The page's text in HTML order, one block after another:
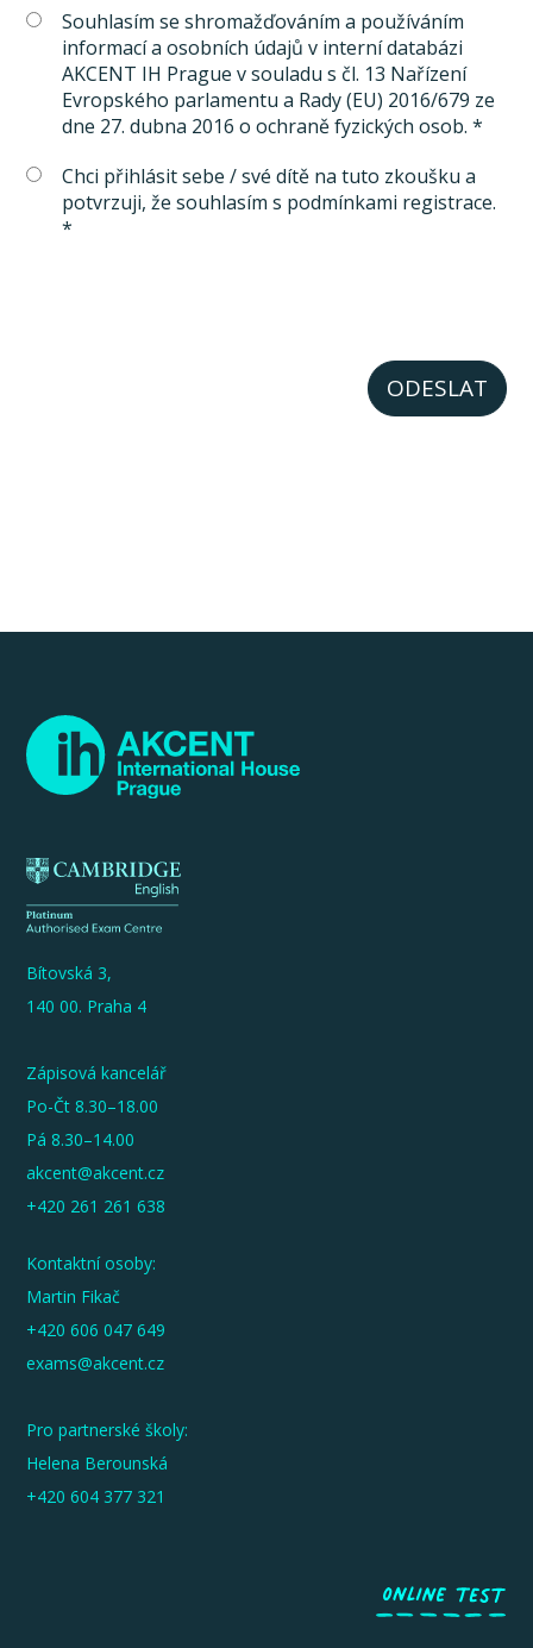
Souhlasím se shromažďováním a používáním
informací a osobních údajů v interní databázi
AKCENT IH Prague v souladu s čl. 13 Nařízení
Evropského parlamentu a Rady (EU) 2016/679 ze
dne 27. dubna 2016 o ochraně fyzických osob. *
Chci přihlásit sebe / své dítě na tuto zkoušku a
potvrzuji, že souhlasím s podmínkami registrace.
*
Bítovská 3,
140 00. Praha 4
Zápisová kancelář
Po-Čt 8.30–18.00
Pá 8.30–14.00
akcent@akcent.cz
+420 261 261 638
Kontaktní osoby:
Martin Fikač
+420 606 047 649
exams@akcent.cz
Pro partnerské školy:
Helena Berounská
+420 604 377 321